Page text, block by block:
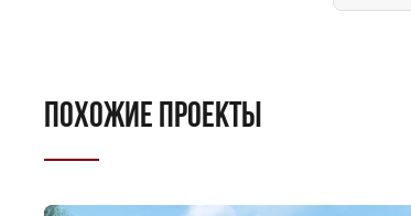
ПОХОЖИЕ ПРОЕКТЫ